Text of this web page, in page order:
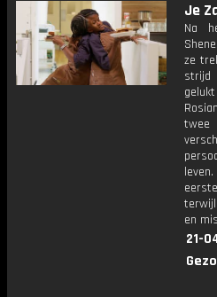
Je
Na
ze
strijd
twee
en
21-